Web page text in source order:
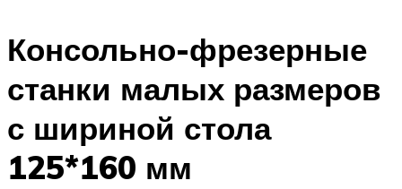
Консольно-фрезерные
станки малых размеров
с шириной стола
125*160 мм